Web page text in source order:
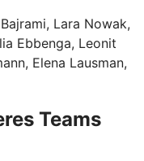
Lara Nowak,
Ebbenga, Leonit
Elena Lausman,
Teams